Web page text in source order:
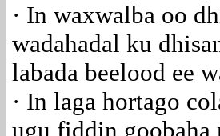
· In waxwalba oo
wadahadal ku
labada beelood ee
· In laga hortago
ugu fiddin goobaha